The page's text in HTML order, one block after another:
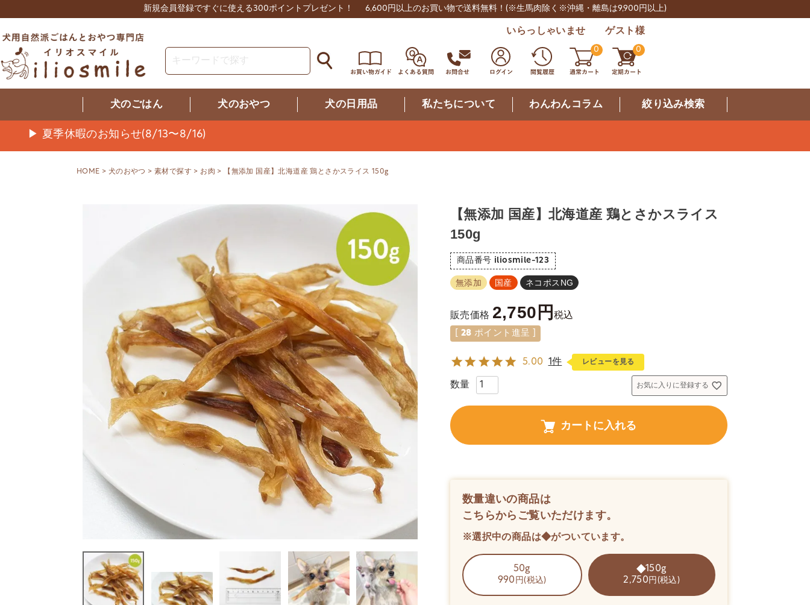
新規会員登録ですぐに使える300ポイントプレゼント！ 6,600円以上のお買い物で送料無料！ (※生馬肉除く※沖縄・離島は9,900円以上)
いらっしゃいませ ゲスト様
0 0
犬のごはん 犬のおやつ 犬の日用品 私たちについて わんわんコラム 絞り込み検索
▶ 夏季休暇のお知らせ(8/13〜8/16)
HOME 犬のおやつ 素材で探す お肉 【無添加 国産】北海道産 鶏とさかスライス 150g
【無添加 国産】北海道産 鶏とさかスライス
150g
商品番号 iliosmile-123
無添加 国産 ネコポスNG
販売価格 2,750 税込
28 ポイント進呈 ]
5.00 1件 レビューを見る
お気に入りに登録する
カートに入れる
数量違いの商品は
こちらからご覧いただけます。
※選択中の商品は◆がついています。
50g
990 円(税込)
150g
2,750 円(税込)